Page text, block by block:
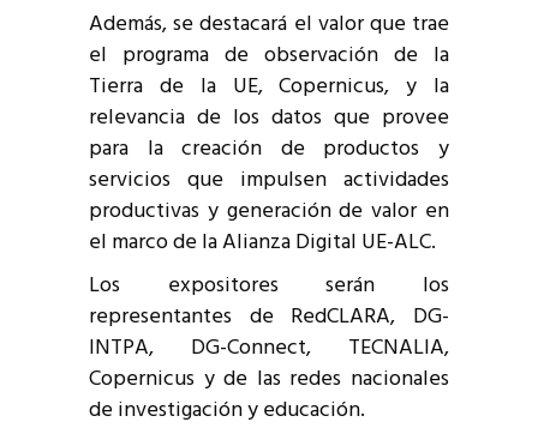
Además, se destacará el valor que trae
el programa de observación de la
Tierra de la UE, Copernicus, y la
relevancia de los datos que provee
para la creación de productos y
servicios que impulsen actividades
productivas y generación de valor en
el marco de la Alianza Digital UE-ALC.
Los expositores serán los
representantes de RedCLARA, DG-
INTPA, DG-Connect, TECNALIA,
Copernicus y de las redes nacionales
de investigación y educación.